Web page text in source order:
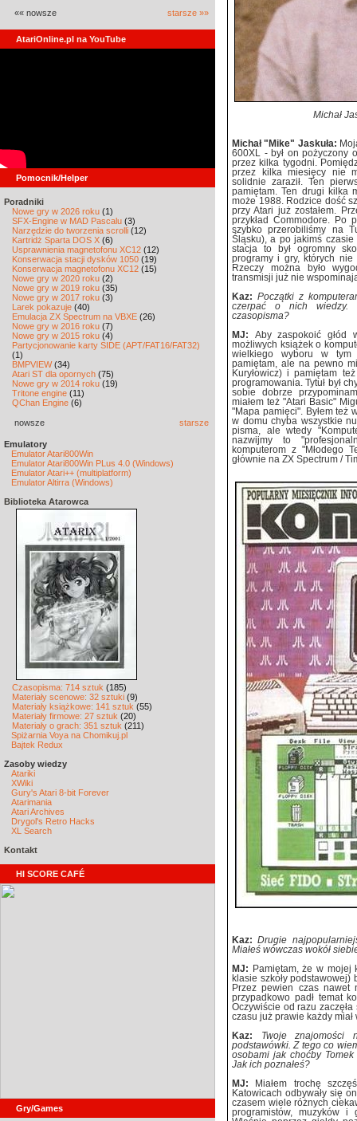
«« nowsze starsze »»
AtariOnline.pl na YouTube
Pomocnik/Helper
Poradniki
Nowe gry w 2026 roku (1)
SFX-Engine w MAD Pascalu (3)
Narzędzie do tworzenia scrolli (12)
Kartridż Sparta DOS X (6)
Usprawnienia magnetofonu XC12 (12)
Konserwacja stacji dysków 1050 (19)
Konserwacja magnetofonu XC12 (15)
Nowe gry w 2020 roku (2)
Nowe gry w 2019 roku (35)
Nowe gry w 2017 roku (3)
Larek pokazuje (40)
Emulacja ZX Spectrum na VBXE (26)
Nowe gry w 2016 roku (7)
Nowe gry w 2015 roku (4)
Partycjonowanie karty SIDE (APT/FAT16/FAT32)
(1)
BMPVIEW(34)
Atari ST dla opornych (75)
Nowe gry w 2014 roku (19)
Tritone engine (11)
QChan Engine (6)
nowsze starsze
Emulatory
Emulator Atari800Win
Emulator Atari800Win PLus 4.0 (Windows)
Emulator Atari++ (multiplatform)
Emulator Altirra (Windows)
Biblioteka Atarowca
Czasopisma: 714 sztuk (185)
Materiały scenowe: 32 sztuki (9)
Materiały książkowe: 141 sztuk (55)
Materiały firmowe: 27 sztuk (20)
Materiały o grach: 351 sztuk (211)
Spiżarnia Voya na Chomikuj.pl
Bajtek Redux
Zasoby wiedzy
Atariki
XWiki
Gury's Atari 8-bit Forever
Atarimania
Atari Archives
Drygol's Retro Hacks
XL Search
Kontakt
HI SCORE CAFÉ
Gry/Games
Michał
Michał "Mike" Jaskuła:
600XL - był on pożyczony
przez kilka tygodni.
przez kilka miesięcy nie
solidnie zaraził. Ten
pamiętam. Ten drugi kilka
może 1988. Rodzice dość
przy Atari już zostałem.
przykład Commodore. Po
szybko przerobiliśmy na
Śląsku), a po jakimś czasie
stacja to był ogromny
programy i gry, których nie
Rzeczy można było
transmisji już nie
Kaz: Początki z
czerpać o nich wiedzy.
czasopisma?
MJ: Aby zaspokoić głód
możliwych książek o
wielkiego wyboru w tym
pamiętam, ale na pewno
Kuryłowicz) i pamiętam
programowania. Tytuł był
sobie dobrze
miałem też "Atari Basic"
"Mapa pamięci". Byłem też
w domu chyba wszystkie
pisma, ale wtedy
nazwijmy to
komputerom z "Młodego
głównie na ZX Spectrum /
Kaz:Drugie
Miałeś wówczas wokół
MJ:
Pamiętam, że w mojej
klasie szkoły podstawowej)
Przez pewien czas nawet
przypadkowo padł temat
Oczywiście od razu
czasu już prawie każdy
Kaz:
Twoje znajomości
podstawówki. Z tego co
osobami jak choćby
Jak ich poznałeś?
MJ:
Miałem trochę
Katowicach odbywały się
czasem wiele różnych
programistów, muzyków i